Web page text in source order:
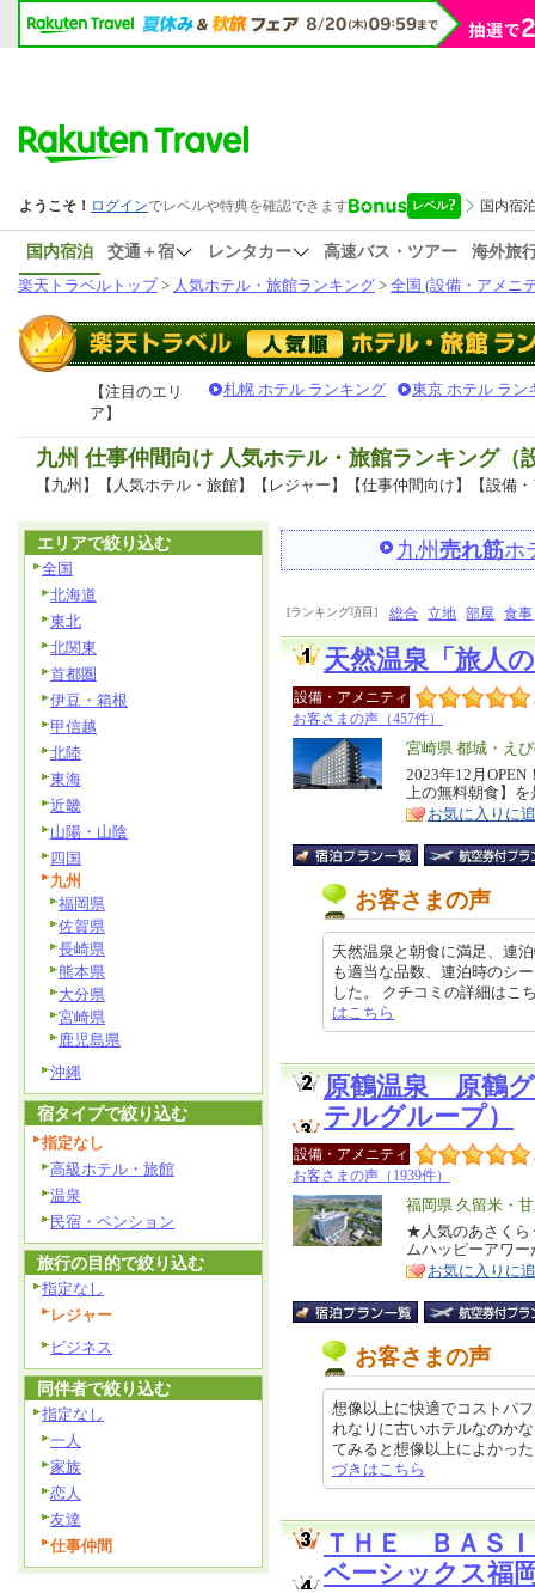
国内宿泊 交通＋宿 レンタカー 高速バス・ツアー
海外旅
楽天トラベルトップ> 人気ホテル・旅館ランキング > 全国 (設備・アメニ
【注目のエリ
ア】
札幌 ホテル ランキング 東京 ホテル ラン
九州 仕事仲間向け 人気ホテル・旅館ランキング（
【九州】【人気ホテル・旅館】【レジャー】【仕事仲間向け】【設備
九州 売れ筋ホ
[ランキング項目] 総合 立地 部屋 食事
天然温泉「旅人
設備・アメニティ
お客さまの声（457件）
エ
リ
ア
宮崎県 都城・え
特
徴
2023年12月
上の無料朝食】
お気に入りに
お客さまの声
天然温泉と朝食に満足、連
も適当な品数、連泊時のシ
した。 クチコミの詳細は
はこちら
原鶴温泉 原鶴
テルグループ）
設備・アメニティ
お客さまの声（1939件）
エ
リ
ア
福岡県 久留米・
特
徴
★人気のあさくら
ムハッピーアワ
お気に入りに
お客さまの声
想像以上に快適でコストパ
れなりに古いホテルなのか
てみると想像以上によかっ
づきはこちら
ＴＨＥ ＢＡＳ
ベーシックス福
エリアで絞り込む
全国
北海道
東北
北関東
首都圏
伊豆・箱根
甲信越
北陸
東海
近畿
山陽・山陰
四国
九州
福岡県
佐賀県
長崎県
熊本県
大分県
宮崎県
鹿児島県
沖縄
宿タイプで絞り込む
指定なし
高級ホテル・旅館
温泉
民宿・ペンション
旅行の目的で絞り込む
指定なし
レジャー
ビジネス
同伴者で絞り込む
指定なし
一人
家族
恋人
友達
仕事仲間